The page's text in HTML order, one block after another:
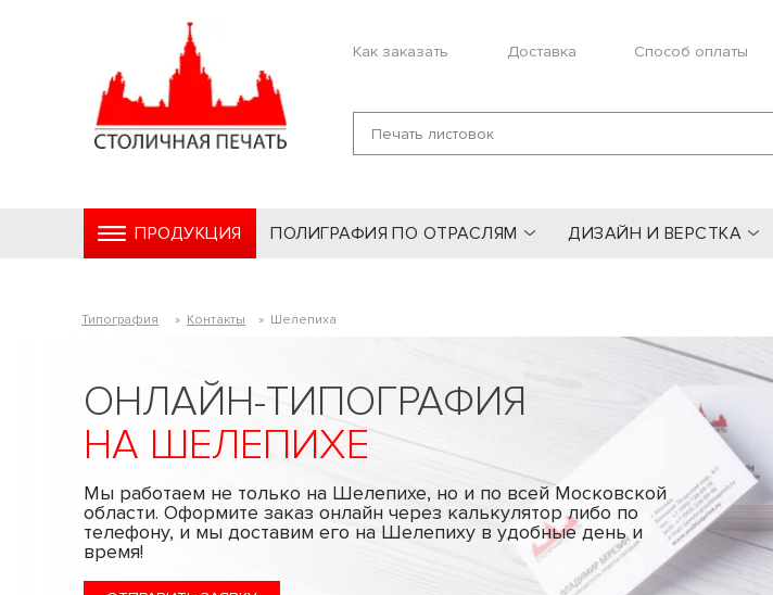
Как заказать Доставка Способ оплаты
ПРОДУКЦИЯ ПОЛИГРАФИЯ ПО ОТРАСЛЯМ ДИЗАЙН И ВЕРСТКА
Типография » Контакты » Шелепиха
ОНЛАЙН-ТИПОГРАФИЯ
НА ШЕЛЕПИХЕ
Мы работаем не только на Шелепихе, но и по всей Московской
области. Оформите заказ онлайн через калькулятор либо по
телефону, и мы доставим его на Шелепиху в удобные день и
время!